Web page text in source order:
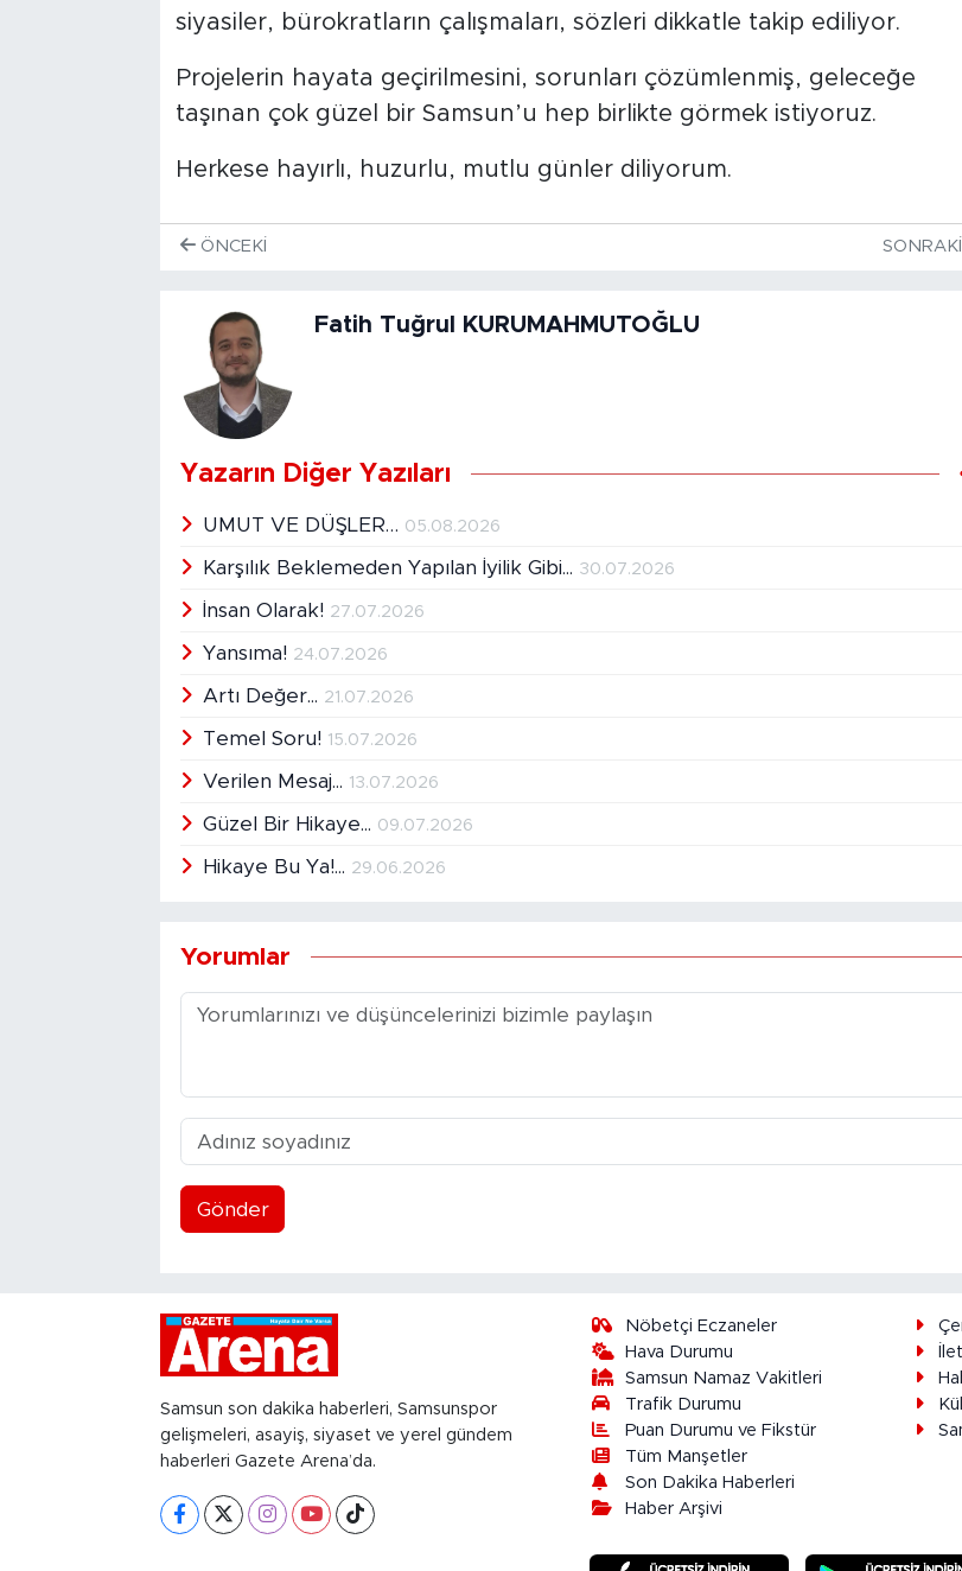
siyasiler, bürokratların çalışmaları, sözleri dikkatle takip ediliyor.
Projelerin hayata geçirilmesini, sorunları çözümlenmiş, geleceğe
taşınan çok güzel bir Samsun’u hep birlikte görmek istiyoruz.
Herkese hayırlı, huzurlu, mutlu günler diliyorum.
ÖNCEKI
Fatih Tuğrul KURUMAHMUTOĞLU
Yazarın Diğer Yazıları
UMUT VE DÜŞLER… 05.08.2026
Karşılık Beklemeden Yapılan İyilik Gibi... 30.07.2026
İnsan Olarak! 27.07.2026
Yansıma! 24.07.2026
Artı Değer... 21.07.2026
Temel Soru! 15.07.2026
Verilen Mesaj... 13.07.2026
Güzel Bir Hikaye... 09.07.2026
Hikaye Bu Ya!... 29.06.2026
Yorumlar
Gönder
Samsun son dakika haberleri, Samsunspor
gelişmeleri, asayiş, siyaset ve yerel gündem
haberleri Gazete Arena’da.
Nöbetçi Eczaneler
Hava Durumu
Samsun Namaz Vakitleri
Trafik Durumu
Puan Durumu ve Fikstür
Tüm Manşetler
Son Dakika Haberleri
Haber Arşivi